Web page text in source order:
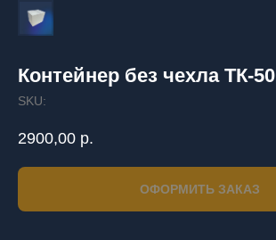
Контейнер без чехла ТК-50
SKU:
2900,00 р.
ОФОРМИТЬ ЗАКАЗ